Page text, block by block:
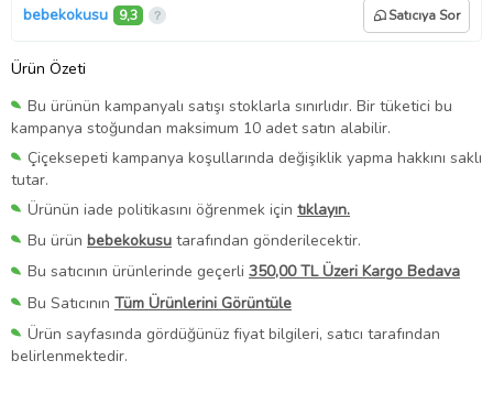
bebekokusu 9,3 Satıcıya Sor
Ürün Özeti
Bu ürünün kampanyalı satışı stoklarla sınırlıdır. Bir tüketici bu
kampanya stoğundan maksimum 10 adet satın alabilir.
Çiçeksepeti kampanya koşullarında değişiklik yapma hakkını saklı
tutar.
Ürünün iade politikasını öğrenmek için tıklayın.
Bu ürün bebekokusu tarafından gönderilecektir.
Bu satıcının ürünlerinde geçerli 350,00 TL Üzeri Kargo Bedava
Bu Satıcının Tüm Ürünlerini Görüntüle
Ürün sayfasında gördüğünüz fiyat bilgileri, satıcı tarafından
belirlenmektedir.